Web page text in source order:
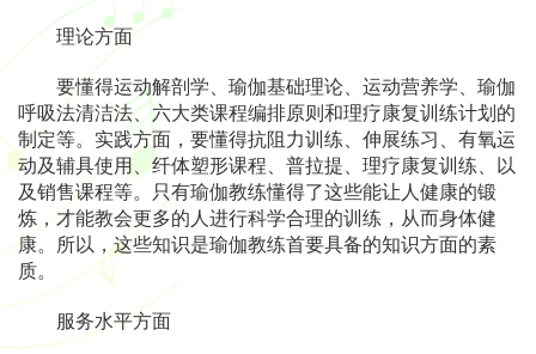
理论方面
要懂得运动解剖学、瑜伽基础理论、运动营养学、瑜伽
呼吸法清洁法、六大类课程编排原则和理疗康复训练计划的
制定等。实践方面，要懂得抗阻力训练、伸展练习、有氧运
动及辅具使用、纤体塑形课程、普拉提、理疗康复训练、以
及销售课程等。只有瑜伽教练懂得了这些能让人健康的锻
炼，才能教会更多的人进行科学合理的训练，从而身体健
康。所以，这些知识是瑜伽教练首要具备的知识方面的素
质。
服务水平方面